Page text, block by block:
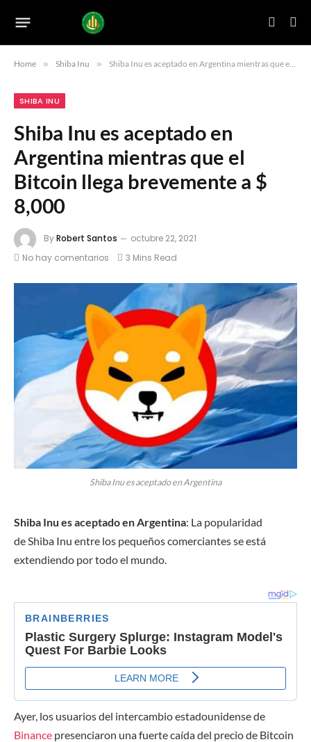
Home » Shiba Inu » Shiba Inu es aceptado en Argentina mientras que el Bitcoin llega brevemente a $ 8,000
SHIBA INU
Shiba Inu es aceptado en
Argentina mientras que el
Bitcoin llega brevemente a $
8,000
ByRobert Santos
octubre 22, 2021
No hay comentarios
3 Mins Read
Shiba Inu es aceptado en Argentina
Shiba Inu es aceptado en Argentina: La popularidad
de Shiba Inu entre los pequeños comerciantes se está
extendiendo por todo el mundo.
Ayer, los usuarios del intercambio estadounidense de
Binance presenciaron una fuerte caída del precio de Bitcoin